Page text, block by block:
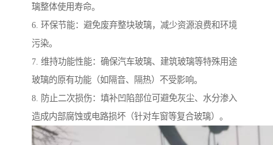
璃整体使用寿命。
6. 环保节能：避免废弃整块玻璃，减少资源浪费和环境
污染。
7. 维持功能性能：确保汽车玻璃、建筑玻璃等特殊用途
玻璃的原有功能（如隔音、隔热）不受影响。
8. 防止二次损伤：填补凹陷部位可避免灰尘、水分渗入
造成内部腐蚀或电路损坏（针对车窗等复合玻璃）。